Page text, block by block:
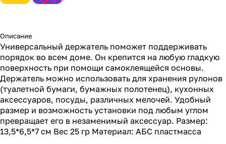
Описание
Универсальный держатель поможет поддерживать
порядок во всем доме. Он крепится на любую гладкую
поверхность при помощи самоклеящейся основы.
Держатель можно использовать для хранения рулонов
(туалетной бумаги, бумажных полотенец), кухонных
аксессуаров, посуды, различных мелочей. Удобный
размер и возможность установки под любым углом
превращает его в незаменимый аксессуар. Размер:
13,5*6,5*7 см Вес 25 гр Материал: АБС пластмасса